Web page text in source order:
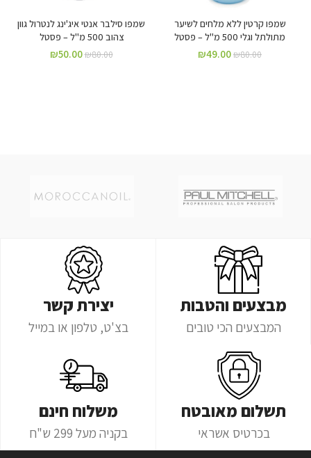
שמפו קרטין ללא מלחים לשיער
מתולתל וגלי 500 מ"ל – פסטל
₪80.00
₪49.00
שמפו סילבר אנטי איג'ינג לנטרול גוון
צהוב 500 מ"ל – פסטל
₪80.00
₪50.00
מבצעים והטבות
המבצעים הכי טובים
יצירת קשר
בצ'ט, טלפון או במייל
תשלום מאובטח
בכרטיס אשראי
משלוח חינם
בקניה מעל 299 ש"ח